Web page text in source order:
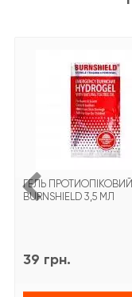
ГЕЛЬ ПРОТИОПІКОВИЙ
BURNSHIELD 3,5 МЛ
39 грн.